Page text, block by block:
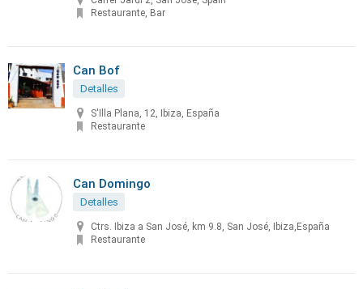
Restaurante, Bar
Can Bof
Detalles
S'Illa Plana, 12, Ibiza, España
Restaurante
Can Domingo
Detalles
Ctrs. Ibiza a San José, km 9.8, San José, Ibiza,España
Restaurante